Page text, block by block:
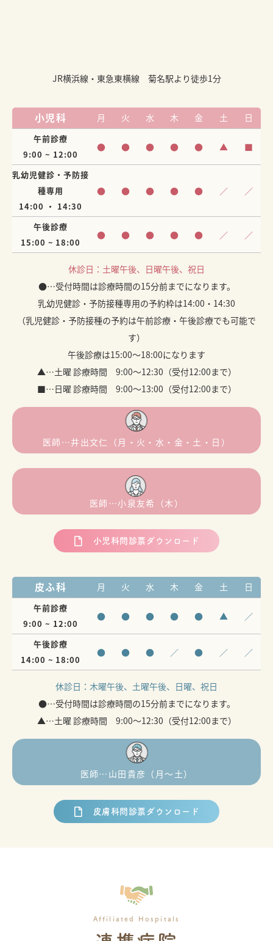
JR横浜線・東急東横線 菊名駅より徒歩1分
小児科 月 火 水 木 金 土 日
午前診療
9:00 ~ 12:00
● ● ● ● ● ▲ ■
乳幼児健診・予防接
種専用
14:00 ・ 14:30
● ● ● ● ● ／ ／
午後診療
15:00 ~ 18:00
● ● ● ● ● ／ ／
休診日：土曜午後、日曜午後、祝日
●…受付時間は診療時間の15分前までになります。
乳幼児健診・予防接種専用の予約枠は14:00・14:30
（乳児健診・予防接種の予約は午前診療・午後診療でも可能で
す）
午後診療は15:00～18:00になります
▲…土曜 診療時間 9:00～12:30（受付12:00まで）
■…日曜 診療時間 9:00～13:00（受付12:00まで）
医師…井出文仁（月・火・水・金・土・日）
医師…小泉友希（木）
小児科問診票ダウンロード
皮ふ科 月 火 水 木 金 土 日
午前診療
9:00 ~ 12:00
● ● ● ● ● ▲ ／
午後診療
14:00 ~ 18:00
● ● ● ／ ● ／ ／
休診日： 木曜午後、土曜午後、日曜、祝日
●…受付時間は診療時間の15分前までになります。
▲…土曜 診療時間 9:00～12:30（受付12:00まで）
医師…山田貴彦（月〜土）
皮膚科問診票ダウンロード